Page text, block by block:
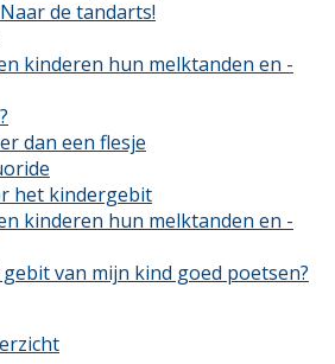
de tandarts!
kinderen hun melktanden en -
dan een flesje
het kindergebit
kinderen hun melktanden en -
van mijn kind goed poetsen?